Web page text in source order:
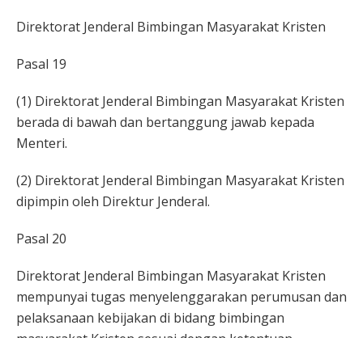
Direktorat Jenderal Bimbingan Masyarakat Kristen
Pasal 19
(1) Direktorat Jenderal Bimbingan Masyarakat Kristen
berada di bawah dan bertanggung jawab kepada
Menteri.
(2) Direktorat Jenderal Bimbingan Masyarakat Kristen
dipimpin oleh Direktur Jenderal.
Pasal 20
Direktorat Jenderal Bimbingan Masyarakat Kristen
mempunyai tugas menyelenggarakan perumusan dan
pelaksanaan kebijakan di bidang bimbingan